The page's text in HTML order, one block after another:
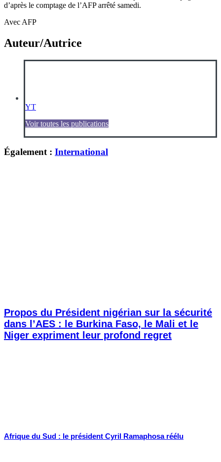
d’après le comptage de l’AFP arrêté samedi.
Avec AFP
Auteur/Autrice
YT
Voir toutes les publications
Également : International
Propos du Président nigérian sur la sécurité
dans l’AES : le Burkina Faso, le Mali et le
Niger expriment leur profond regret
Afrique du Sud : le président Cyril Ramaphosa réélu